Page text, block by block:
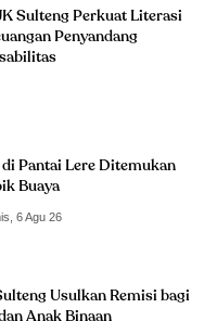
Sulteng Perkuat Literasi
Penyandang
Pantai Lere Ditemukan
Buaya
6 Agu 26
Usulkan Remisi bagi
Anak Binaan